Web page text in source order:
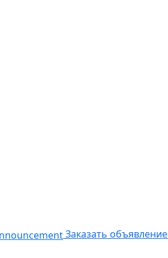
Заказать объявление